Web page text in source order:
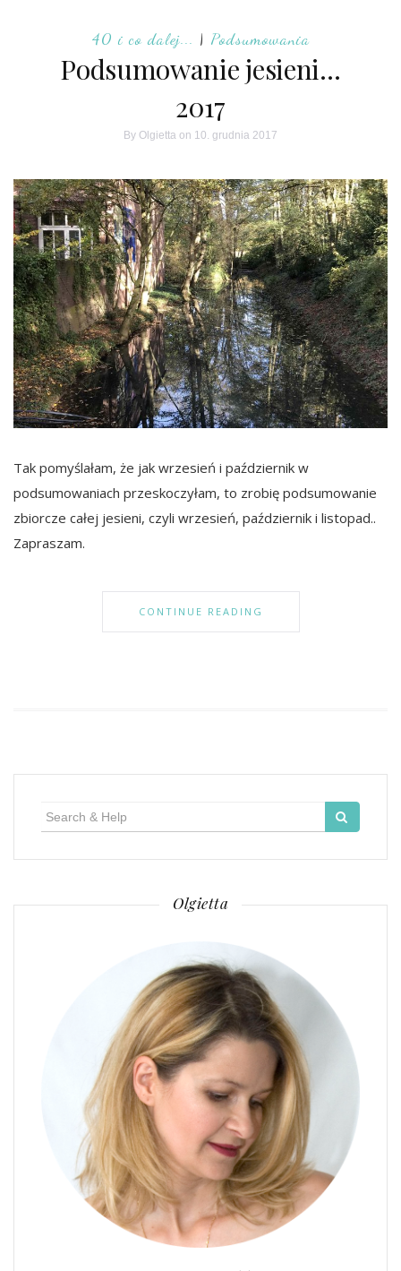
40 i co dalej... | Podsumowania
Podsumowanie jesieni…
2017
By Olgietta on 10. grudnia 2017
Tak pomyślałam, że jak wrzesień i październik w
podsumowaniach przeskoczyłam, to zrobię podsumowanie
zbiorcze całej jesieni, czyli wrzesień, październik i listopad..
Zapraszam.
CONTINUE READING
for:
Olgietta